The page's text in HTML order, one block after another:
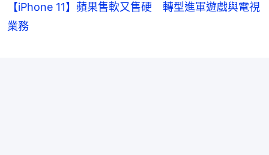
【iPhone 11】蘋果售軟又售硬 轉型進軍遊戲與電視
業務